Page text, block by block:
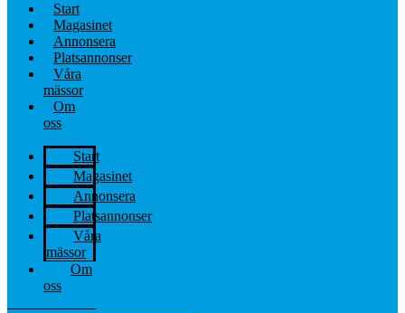
Start
Magasinet
Annonsera
Platsannonser
Våra
mässor
Om
oss
Start
Magasinet
Annonsera
Platsannonser
Våra
mässor
Om
oss